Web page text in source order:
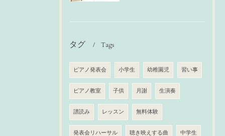
タグ Tags
ピアノ発表会 小学生 幼稚園児 習い事
ピアノ教室 子供 月謝 生演奏
譜読み レッスン 無料体験
発表会リハーサル 聴き映えする曲 中学生